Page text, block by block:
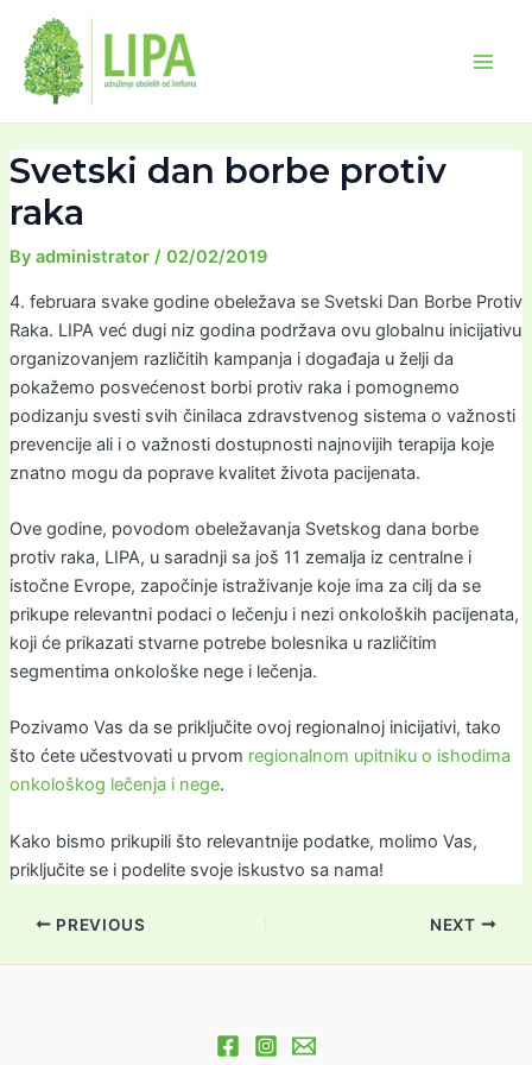
content
Svetski dan borbe protiv
raka
By administrator / 02/02/2019
4. februara svake godine obeležava se Svetski Dan Borbe Protiv
Raka. LIPA već dugi niz godina podržava ovu globalnu inicijativu
organizovanjem različitih kampanja i događaja u želji da
pokažemo posvećenost borbi protiv raka i pomognemo
podizanju svesti svih činilaca zdravstvenog sistema o važnosti
prevencije ali i o važnosti dostupnosti najnovijih terapija koje
znatno mogu da poprave kvalitet života pacijenata.
Ove godine, povodom obeležavanja Svetskog dana borbe
protiv raka, LIPA, u saradnji sa još 11 zemalja iz centralne i
istočne Evrope, započinje istraživanje koje ima za cilj da se
prikupe relevantni podaci o lečenju i nezi onkoloških pacijenata,
koji će prikazati stvarne potrebe bolesnika u različitim
segmentima onkološke nege i lečenja.
Pozivamo Vas da se priključite ovoj regionalnoj inicijativi, tako
što ćete učestvovati u prvom regionalnom upitniku o ishodima
onkološkog lečenja i nege.
Kako bismo prikupili što relevantnije podatke, molimo Vas,
priključite se i podelite svoje iskustvo sa nama!
navigation
PREVIOUS NEXT